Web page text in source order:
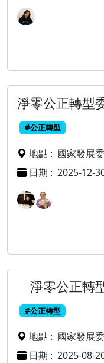
淨零公正轉型
#公正轉型
地點 : 國家發展
日期 : 2025-12-
「淨零公正
#公正轉型
地點 : 國家發展
日期 : 2025-08-